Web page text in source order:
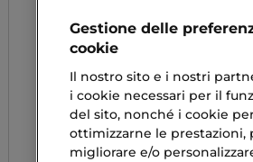
Gestione delle
cookie
Il nostro sito e i nostri
i cookie necessari per il
del sito, nonché i cookie
ottimizzarne le prestazioni,
migliorare e/o